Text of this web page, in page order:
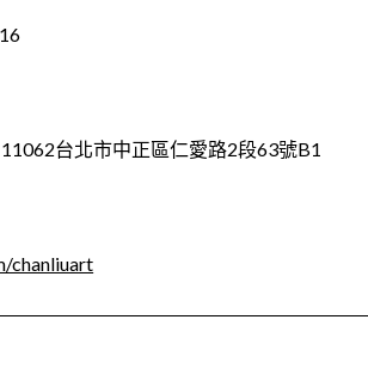
台北市中正區仁愛路2段63號B1
chanliuart